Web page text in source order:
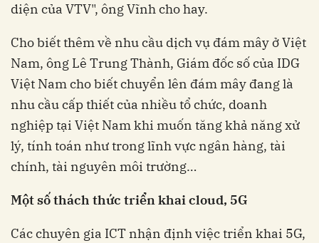
diện của VTV", ông Vĩnh cho hay.
Cho biết thêm về nhu cầu dịch vụ đám mây ở Việt
Nam, ông Lê Trung Thành, Giám đốc số của IDG
Việt Nam cho biết chuyển lên đám mây đang là
nhu cầu cấp thiết của nhiều tổ chức, doanh
nghiệp tại Việt Nam khi muốn tăng khả năng xử
lý, tính toán như trong lĩnh vực ngân hàng, tài
chính, tài nguyên môi trường…
Một số thách thức triển khai cloud, 5G
Các chuyên gia ICT nhận định việc triển khai 5G,